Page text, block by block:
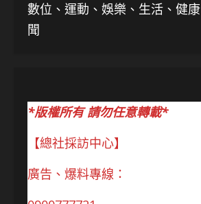
數位、運動、娛樂、生活、健
聞
*版權所有 請勿任意轉載*
【總社採訪中心】
廣告、爆料專線：